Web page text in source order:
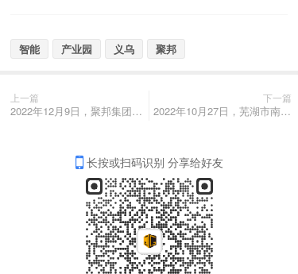
智能 产业园 义乌 聚邦
上一篇
2022年12月9日，聚邦集团董事长叶敏带队赴沙考察
下一篇
2022年10月27日，芜湖市南陵县县委副书记石才良带队考察聚邦
长按或扫码识别 分享给好友